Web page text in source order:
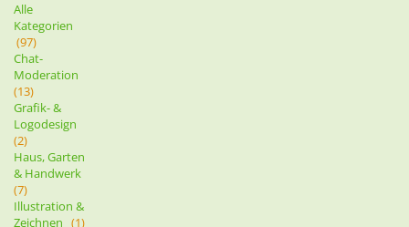
Alle
Kategorien
(97)
Chat-
Moderation
(13)
Grafik- &
Logodesign
(2)
Haus, Garten
& Handwerk
(7)
Illustration &
Zeichnen (1)